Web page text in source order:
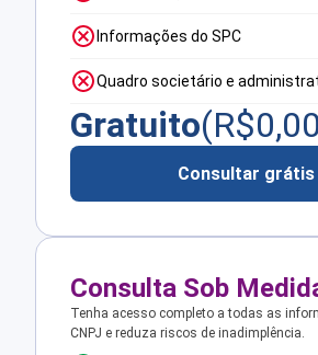
Informações do SPC
Quadro societário e
Gratuito(R$
Consultar grátis
Consulta Sob
Tenha acesso completo a todas as
CNPJ e reduza riscos de inadimplência.